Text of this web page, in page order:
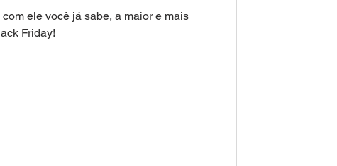
ele você já sabe, a maior e mais
Friday!